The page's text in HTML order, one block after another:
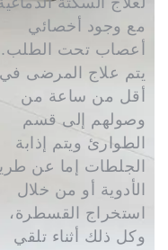
مع وجود أخصائي
أعصاب تحت الطلب.
يتم علاج المرضى في
أقل من ساعة من
وصولهم إلى قسم
الطوارئ ويتم إذابة
الجلطات إما عن
الأدوية أو من خلال
استخراج القسطرة،
وكل ذلك أثناء تلقي